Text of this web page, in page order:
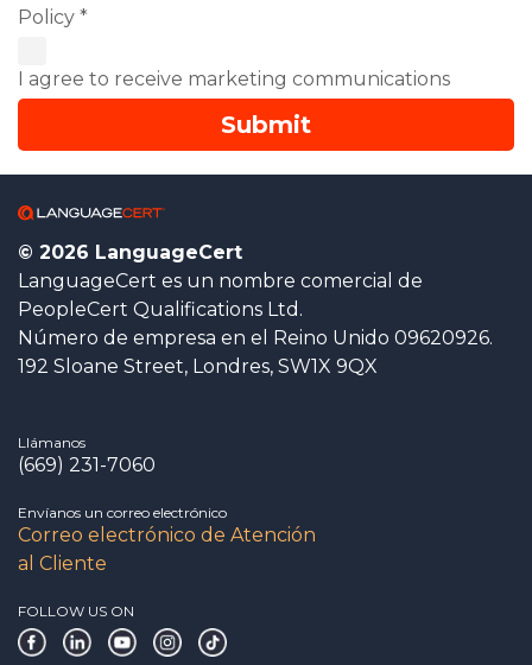
Policy *
I agree to receive marketing communications
© 2026 LanguageCert
LanguageCert es un nombre comercial de
PeopleCert Qualifications Ltd.
Número de empresa en el Reino Unido 09620926.
192 Sloane Street, Londres, SW1X 9QX
Llámanos
(669) 231-7060
Envíanos un correo electrónico
Correo electrónico de Atención
al Cliente
FOLLOW US ON